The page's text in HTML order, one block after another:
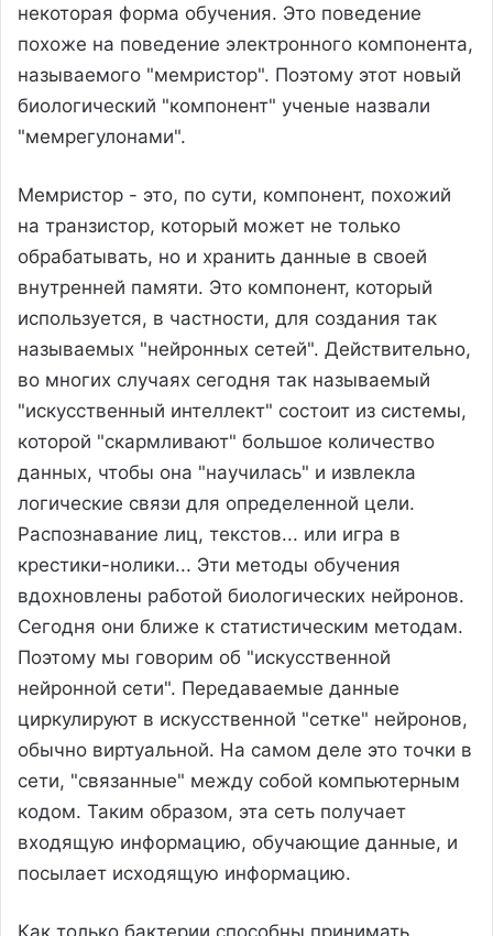
некоторая форма обучения. Это поведение
похоже на поведение электронного компонента,
называемого "мемристор". Поэтому этот новый
биологический "компонент" ученые назвали
"мемрегулонами".
Мемристор - это, по сути, компонент, похожий
на транзистор, который может не только
обрабатывать, но и хранить данные в своей
внутренней памяти. Это компонент, который
используется, в частности, для создания так
называемых "нейронных сетей". Действительно,
во многих случаях сегодня так называемый
"искусственный интеллект" состоит из системы,
которой "скармливают" большое количество
данных, чтобы она "научилась" и извлекла
логические связи для определенной цели.
Распознавание лиц, текстов... или игра в
крестики-нолики... Эти методы обучения
вдохновлены работой биологических нейронов.
Сегодня они ближе к статистическим методам.
Поэтому мы говорим об "искусственной
нейронной сети". Передаваемые данные
циркулируют в искусственной "сетке" нейронов,
обычно виртуальной. На самом деле это точки в
сети, "связанные" между собой компьютерным
кодом. Таким образом, эта сеть получает
входящую информацию, обучающие данные, и
посылает исходящую информацию.
Как только бактерии способны принимать